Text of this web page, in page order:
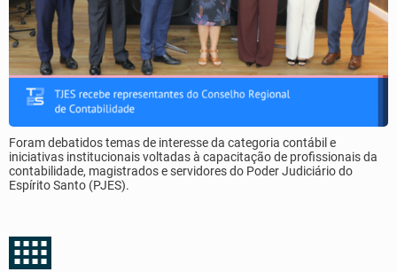
Foram debatidos temas de interesse da categoria contábil e
iniciativas institucionais voltadas à capacitação de profissionais da
contabilidade, magistrados e servidores do Poder Judiciário do
Espírito Santo (PJES).